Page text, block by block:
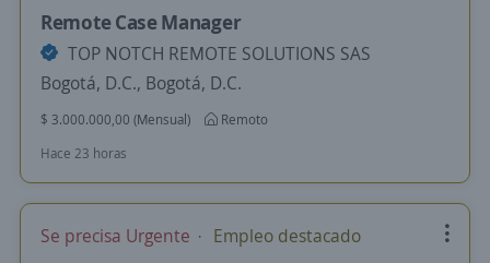
Remote Case Manager
TOP NOTCH REMOTE SOLUTIONS SAS
Bogotá, D.C., Bogotá, D.C.
$ 3.000.000,00 (Mensual)
Remoto
Hace 23 horas
Se precisa Urgente Empleo destacado